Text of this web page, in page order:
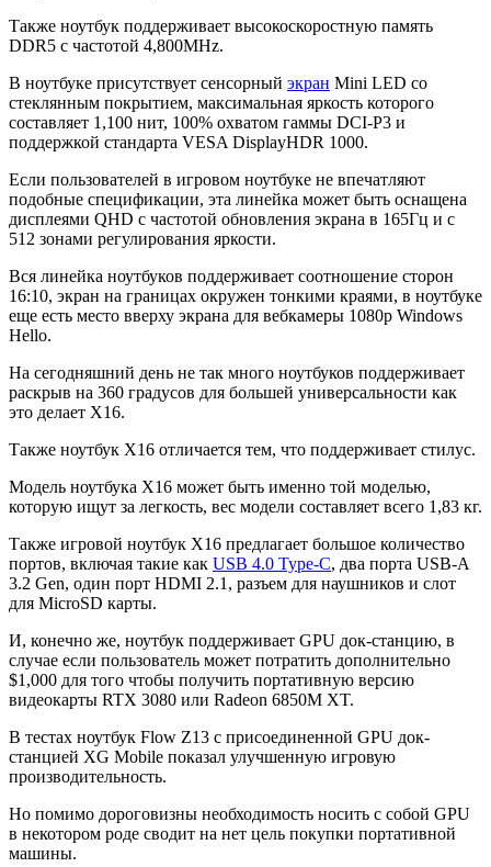
Также ноутбук поддерживает высокоскоростную память
DDR5 с частотой 4,800MHz.
В ноутбуке присутствует сенсорный экран Mini LED со
стеклянным покрытием, максимальная яркость которого
составляет 1,100 нит, 100% охватом гаммы DCI-P3 и
поддержкой стандарта VESA DisplayHDR 1000.
Если пользователей в игровом ноутбуке не впечатляют
подобные спецификации, эта линейка может быть оснащена
дисплеями QHD с частотой обновления экрана в 165Гц и c
512 зонами регулирования яркости.
Вся линейка ноутбуков поддерживает соотношение сторон
16:10, экран на границах окружен тонкими краями, в ноутбуке
еще есть место вверху экрана для вебкамеры 1080р Windows
Hello.
На сегодняшний день не так много ноутбуков поддерживает
раскрыв на 360 градусов для большей универсальности как
это делает X16.
Также ноутбук X16 отличается тем, что поддерживает стилус.
Модель ноутбука X16 может быть именно той моделью,
которую ищут за легкость, вес модели составляет всего 1,83 кг.
Также игровой ноутбук X16 предлагает большое количество
портов, включая такие как USB 4.0 Type-C, два порта USB-A
3.2 Gen, один порт HDMI 2.1, разъем для наушников и слот
для MicroSD карты.
И, конечно же, ноутбук поддерживает GPU док-станцию, в
случае если пользователь может потратить дополнительно
$1,000 для того чтобы получить портативную версию
видеокарты RTX 3080 или Radeon 6850M XT.
В тестах ноутбук Flow Z13 с присоединенной GPU док-
станцией XG Mobile показал улучшенную игровую
производительность.
Но помимо дороговизны необходимость носить с собой GPU
в некотором роде сводит на нет цель покупки портативной
машины.